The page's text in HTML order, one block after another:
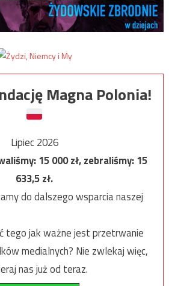
Magna Polonia!
Lipiec 2026
15 000zł, zebraliśmy:15
633,5zł.
do dalszego wsparcia naszej
tego jak ważne jest przetrwanie
medialnych? Nie zwlekaj więc,
nas już od teraz.